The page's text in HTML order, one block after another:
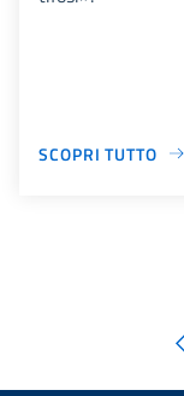
SCOPRI TUTTO